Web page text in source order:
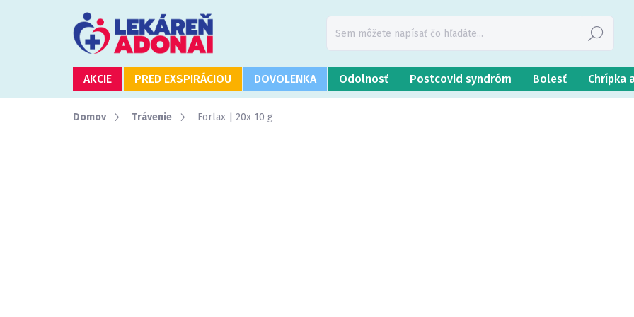
Hľadať
AKCIE PRED EXSPIRÁCIOU DOVOLENKA Odolnosť Postcovid syndróm Bolesť Chrípka
Domov Trávenie Forlax | 20x 10 g